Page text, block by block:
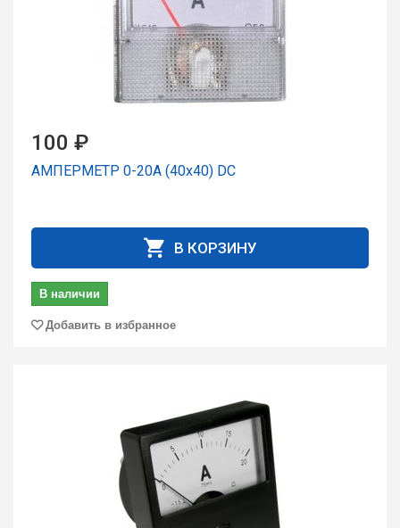
100 ₽
АМПЕРМЕТР 0-20А (40х40) DC
В КОРЗИНУ
В наличии
Добавить в избранное